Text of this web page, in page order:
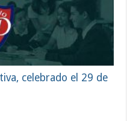
celebrado el 29 de